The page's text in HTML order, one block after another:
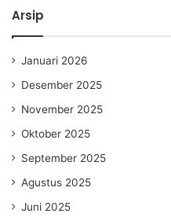
Arsip
Januari 2026
Desember 2025
November 2025
Oktober 2025
September 2025
Agustus 2025
Juni 2025